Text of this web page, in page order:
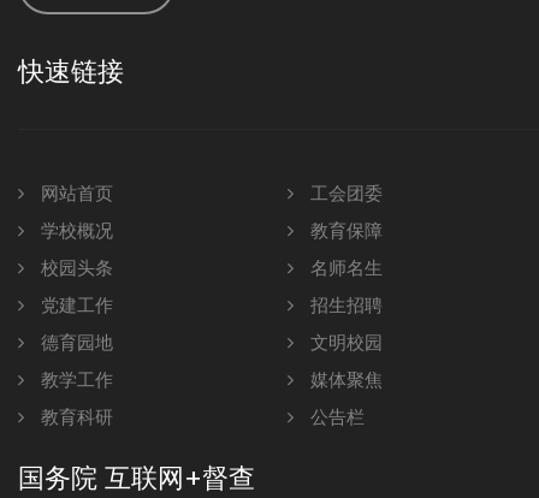
快速链接
网站首页
学校概况
校园头条
党建工作
德育园地
教学工作
教育科研
工会团委
教育保障
名师名生
招生招聘
文明校园
媒体聚焦
公告栏
国务院 互联网+督查